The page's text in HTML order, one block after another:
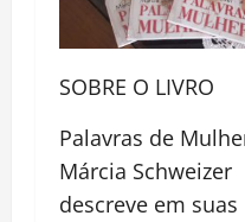
SOBRE O LIVRO
Palavras de
Márcia Schweizer
descreve em suas